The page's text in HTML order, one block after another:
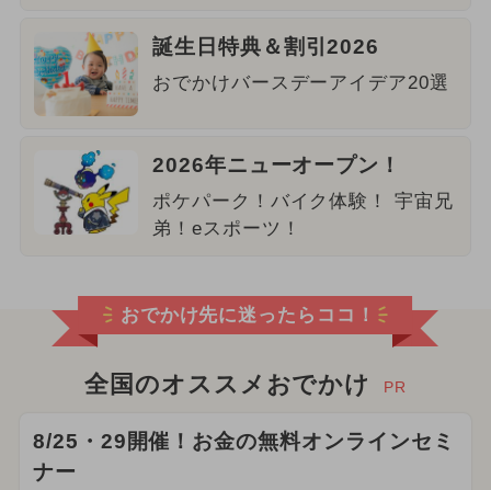
誕生日特典＆割引2026
おでかけバースデーアイデア20選
2026年ニューオープン！
ポケパーク！バイク体験！ 宇宙兄
弟！eスポーツ！
おでかけ先に迷ったらココ！
全国のオススメおでかけ PR
8/25・29開催！お金の無料オンラインセミ
ナー